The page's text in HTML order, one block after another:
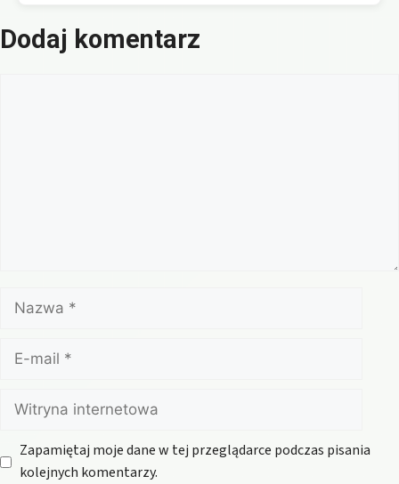
Dodaj komentarz
Nazwa
mail
Witryna
internetowa
Zapamiętaj moje dane w tej przeglądarce podczas pisania
kolejnych komentarzy.